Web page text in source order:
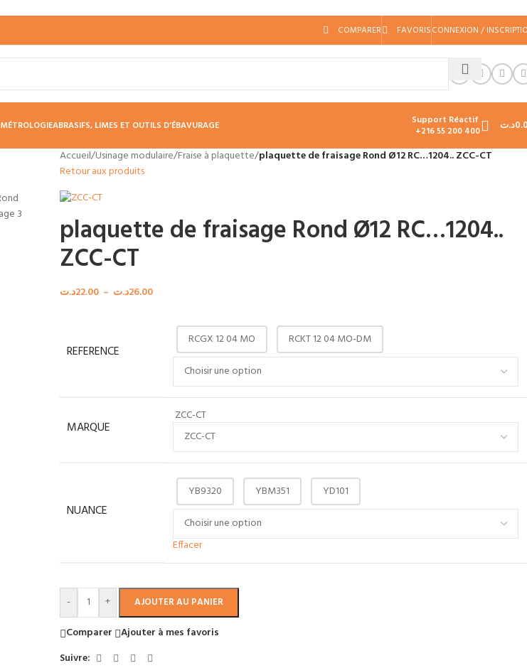
COMPARER FAVORISCONNEXION /
MÉTROLOGIEABRASIFS, LIMES ET OUTILS D’ÉBAVURAGE
Support Réactif
+216 55 200 400
د.ت
Accueil/Usinage modulaire/Fraise à plaquette/plaquette de fraisage Rond Ø12 RC…1204.. ZCC-CT
Retour aux produits
plaquette de fraisage Rond Ø12 RC…1204..
ZCC-CT
22.00د.ت – 26.00د.ت
REFERENCE
RCGX 12 04 MO RCKT 12 04 MO-DM
MARQUE
ZCC-CT
NUANCE
YB9320 YBM351 YD101
Effacer
- + AJOUTER AU PANIER
Comparer Ajouter à mes favoris
Suivre: